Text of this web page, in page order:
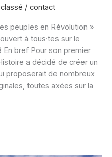
/ contact
peuples en Révolution »
à tous·tes sur le
bref Pour son premier
a décidé de créer un
proposerait de nombreux
toutes axées sur la